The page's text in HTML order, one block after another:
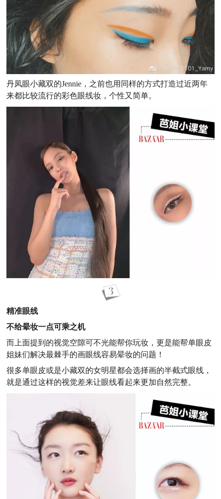
丹凤眼小藏双的Jennie，之前也用同样的方式打造过近两年
来都比较流行的彩色眼线妆，个性又简单。
精准眼线
不给晕妆一点可乘之机
而上面提到的视觉空隙可不光能帮你玩妆，更是能帮单眼皮
姐妹们解决最棘手的画眼线容易晕妆的问题！
很多单眼皮或是小藏双的女明星都会选择画的半截式眼线，
就是通过这样的视觉差来让眼线看起来更加自然完整。